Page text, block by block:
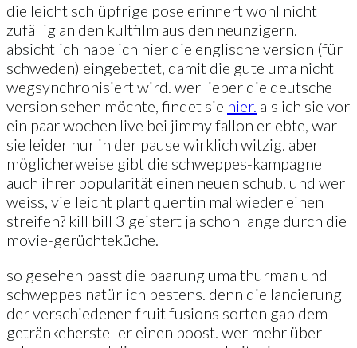
die leicht schlüpfrige pose erinnert wohl nicht
zufällig an den kultfilm aus den neunzigern.
absichtlich habe ich hier die englische version (für
schweden) eingebettet, damit die gute uma nicht
wegsynchronisiert wird. wer lieber die deutsche
version sehen möchte, findet sie hier. als ich sie vor
ein paar wochen live bei jimmy fallon erlebte, war
sie leider nur in der pause wirklich witzig. aber
möglicherweise gibt die schweppes-kampagne
auch ihrer popularität einen neuen schub. und wer
weiss, vielleicht plant quentin mal wieder einen
streifen? kill bill 3 geistert ja schon lange durch die
movie-gerüchteküche.
so gesehen passt die paarung uma thurman und
schweppes natürlich bestens. denn die lancierung
der verschiedenen fruit fusions sorten gab dem
getränkehersteller einen boost. wer mehr über